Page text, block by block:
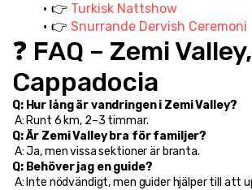
👉 Turkisk Nattshow
👉 Snurrande Dervish Ceremoni
❓ FAQ – Zemi Valley,
Cappadocia
Q: Hur lång är vandringen i Zemi Valley?
A: Runt 6 km, 2–3 timmar.
Q: Är Zemi Valley bra för familjer?
A: Ja, men vissa sektioner är branta.
Q: Behöver jag en guide?